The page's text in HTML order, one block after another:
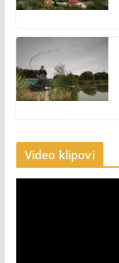
Video klipovi